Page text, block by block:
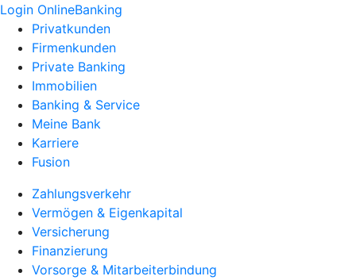
Login OnlineBanking
Privatkunden
Firmenkunden
Private Banking
Immobilien
Banking & Service
Meine Bank
Karriere
Fusion
Zahlungsverkehr
Vermögen & Eigenkapital
Versicherung
Finanzierung
Vorsorge & Mitarbeiterbindung